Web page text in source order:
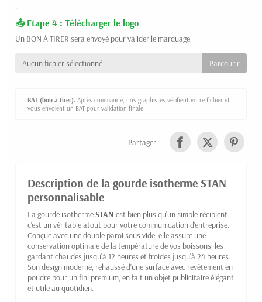
-
Etape 4 : Télécharger le logo
Un BON À TIRER sera envoyé pour valider le marquage
Aucun fichier sélectionné
BAT (bon à tirer). Après commande, nos graphistes vérifient votre fichier et
vous envoient un BAT pour validation finale.
Partager
Description de la gourde isotherme STAN
personnalisable
La gourde isothermeSTAN est bien plus qu'un simple récipient :
c'est un véritable atout pour votre communication d'entreprise.
Conçue avec une double paroi sous vide, elle assure une
conservation optimale de la température de vos boissons, les
gardant chaudes jusqu'à 12 heures et froides jusqu'à 24 heures.
Son design moderne, rehaussé d'une surface avec revêtement en
poudre pour un fini premium, en fait un objet publicitaire élégant
et utile au quotidien.